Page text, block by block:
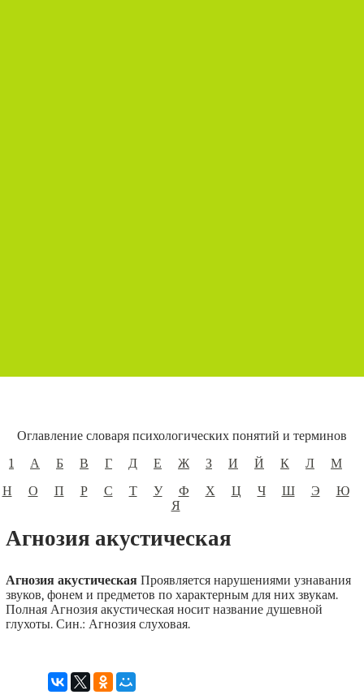
Оглавление словаря психологических понятий и терминов
1
А Б В Г Д Е Ж З И Й К Л
М
Н
О П Р С Т У Ф Х Ц Ч Ш Э
Ю
Я
Агнозия акустическая
Агнозия акустическаяПроявляется нарушениями узнавания
звуков, фонем и предметов по характерным для них звукам.
Полная Агнозия акустическая носит название душевной
глухоты. Син.: Агнозия слуховая.